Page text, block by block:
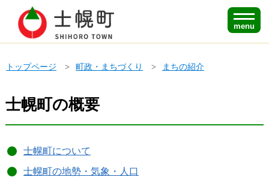
menu
トップページ 町政・まちづくり まちの紹介
士幌町の概要
士幌町について
士幌町の地勢・気象・人口